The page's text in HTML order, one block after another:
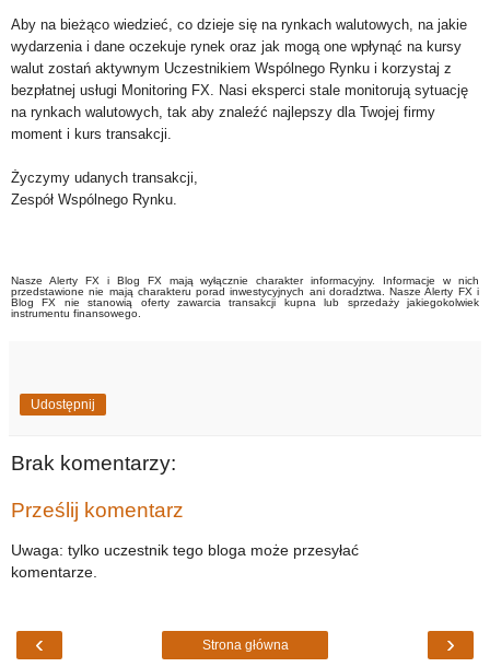
Aby na bieżąco wiedzieć, co dzieje się na rynkach walutowych, na jakie
wydarzenia i dane oczekuje rynek oraz jak mogą one wpłynąć na kursy
walut zostań aktywnym Uczestnikiem Wspólnego Rynku i korzystaj z
bezpłatnej usługi Monitoring FX. Nasi eksperci stale monitorują sytuację
na rynkach walutowych, tak aby znaleźć najlepszy dla Twojej firmy
moment i kurs transakcji.
Życzymy udanych transakcji,
Zespół Wspólnego Rynku.
Nasze Alerty FX i Blog FX mają wyłącznie charakter informacyjny. Informacje w nich
przedstawione nie mają charakteru porad inwestycyjnych ani doradztwa. Nasze Alerty FX i
Blog FX nie stanowią oferty zawarcia transakcji kupna lub sprzedaży jakiegokolwiek
instrumentu finansowego.
Udostępnij
Brak komentarzy:
Prześlij komentarz
Uwaga: tylko uczestnik tego bloga może przesyłać
komentarze.
‹ ›
Strona główna